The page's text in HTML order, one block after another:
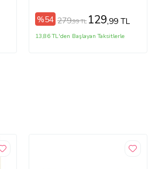
%54 279,99 TL 129,99 TL
13,86 TL'den Başlayan Taksitlerle